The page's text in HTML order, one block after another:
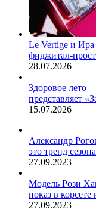
Le Vertige и Ира
фиджитал-
28.07.2026
Здоровое лето
представляет
15.07.2026
Александр
это тренд
27.09.2023
Модель Рози
показ в корсете
27.09.2023